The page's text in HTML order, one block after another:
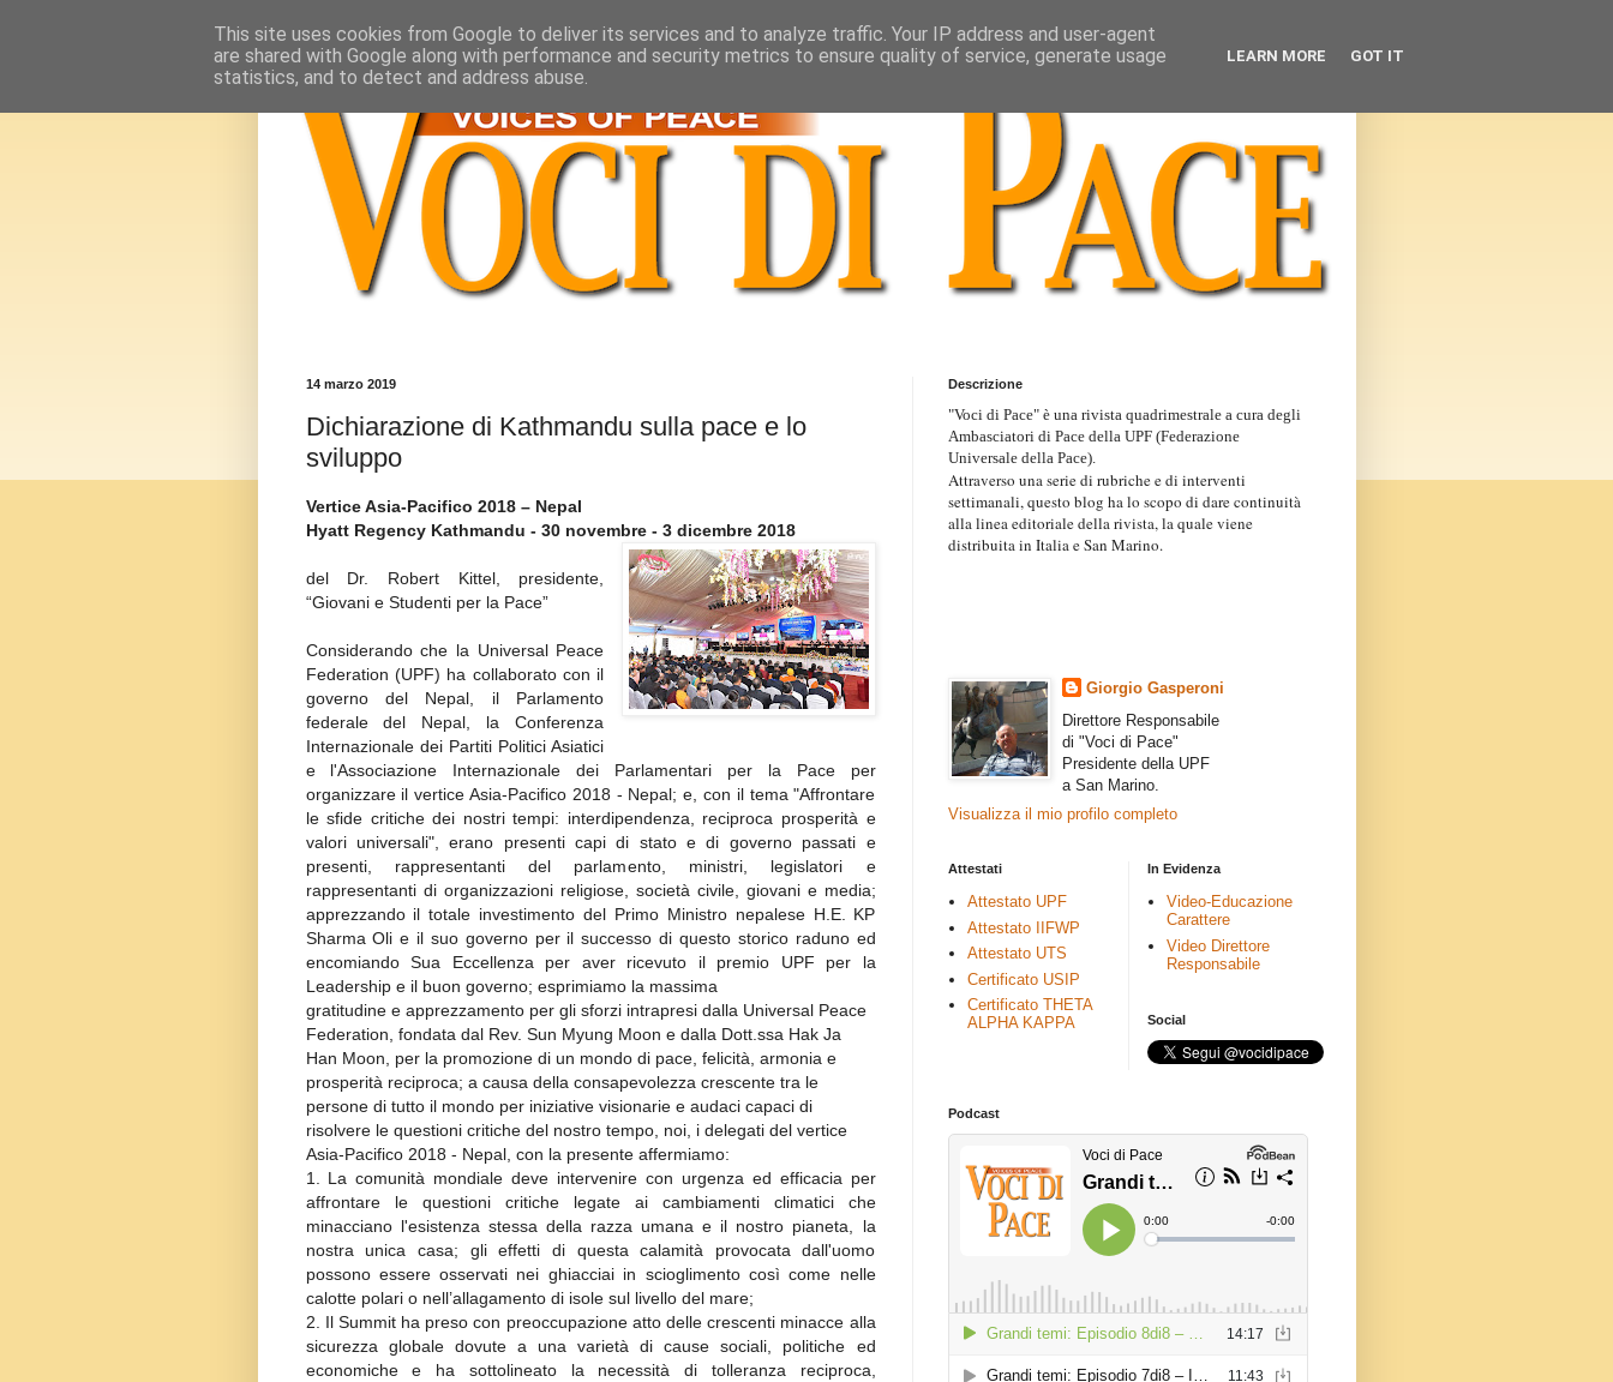
14 marzo 2019
Dichiarazione di Kathmandu sulla pace e lo
sviluppo
Vertice Asia-Pacifico 2018 – Nepal
Hyatt Regency Kathmandu - 30 novembre - 3 dicembre 2018
del Dr. Robert Kittel, presidente,
“Giovani e Studenti per la Pace”
Considerando che la Universal Peace
Federation (UPF) ha collaborato con il
governo del Nepal, il Parlamento
federale del Nepal, la Conferenza
Internazionale dei Partiti Politici Asiatici
e l'Associazione Internazionale dei Parlamentari per la Pace per
organizzare il vertice Asia-Pacifico 2018 - Nepal; e, con il tema "Affrontare
le sfide critiche dei nostri tempi: interdipendenza, reciproca prosperità e
valori universali", erano presenti capi di stato e di governo passati e
presenti, rappresentanti del parlamento, ministri, legislatori e
rappresentanti di organizzazioni religiose, società civile, giovani e media;
apprezzando il totale investimento del Primo Ministro nepalese H.E. KP
Sharma Oli e il suo governo per il successo di questo storico raduno ed
encomiando Sua Eccellenza per aver ricevuto il premio UPF per la
Leadership e il buon governo; esprimiamo la massima
gratitudine e apprezzamento per gli sforzi intrapresi dalla Universal Peace
Federation, fondata dal Rev. Sun Myung Moon e dalla Dott.ssa Hak Ja
Han Moon, per la promozione di un mondo di pace, felicità, armonia e
prosperità reciproca; a causa della consapevolezza crescente tra le
persone di tutto il mondo per iniziative visionarie e audaci capaci di
risolvere le questioni critiche del nostro tempo, noi, i delegati del vertice
Asia-Pacifico 2018 - Nepal, con la presente affermiamo:
1.
La comunità mondiale deve intervenire con urgenza ed efficacia per
affrontare le questioni critiche legate ai cambiamenti climatici che
minacciano l'esistenza stessa della razza umana e il nostro pianeta, la
nostra unica casa; gli effetti di questa calamità provocata dall'uomo
possono essere osservati nei ghiacciai in scioglimento così come nelle
calotte polari o nell’allagamento di isole sul livello del mare;
2.
Il Summit ha preso con preoccupazione atto delle crescenti minacce alla
sicurezza globale dovute a una varietà di cause sociali, politiche ed
economiche e ha sottolineato la necessità di tolleranza reciproca,
Descrizione
"Voci di Pace" è una rivista quadrimestrale a cura degli
Ambasciatori di Pace della UPF (Federazione
Universale della Pace).
Attraverso una serie di rubriche e di interventi
settimanali, questo blog ha lo scopo di dare continuità
alla linea editoriale della rivista, la quale viene
distribuita in Italia e San Marino.
Giorgio Gasperoni
Direttore Responsabile
di "Voci di Pace"
Presidente della UPF
a San Marino.
Visualizza il mio profilo completo
Attestati
Attestato UPF
Attestato IIFWP
Attestato UTS
Certificato USIP
Certificato THETA
ALPHA KAPPA
In Evidenza
Video-Educazione
Carattere
Video Direttore
Responsabile
Social
Podcast
This site uses cookies from Google to deliver its services and to analyze traffic. Your IP address and user-agent
are shared with Google along with performance and security metrics to ensure quality of service, generate usage
statistics, and to detect and address abuse.
LEARN MORE GOT IT